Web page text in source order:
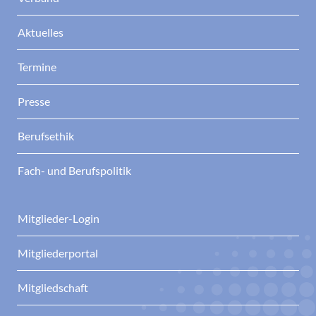
Aktuelles
Termine
Presse
Berufsethik
Fach- und Berufspolitik
Mitglieder-Login
Mitgliederportal
Mitgliedschaft